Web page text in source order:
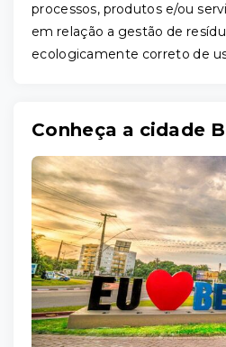
processos, produtos e/ou
em relação a gestão de
ecologicamente correto de
Conheça a cidade